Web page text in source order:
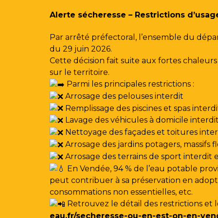
Alerte sécheresse – Restrictions
Par arrêté préfectoral, l’ensemble du
du 29 juin 2026.
Cette décision fait suite aux fortes
sur le territoire.
Parmi les principales restrictions :
Arrosage des pelouses interdit
Remplissage des piscines et spas
Lavage des véhicules à domicile interdit
Nettoyage des façades et toitures
Arrosage des jardins potagers,
Arrosage des terrains de sport interdit
En Vendée, 94 % de l’eau potable
peut contribuer à sa préservation en
consommations non essentielles, etc.
Retrouvez le détail des restrictions et
eau.fr/secheresse-ou-en-est-on-en-